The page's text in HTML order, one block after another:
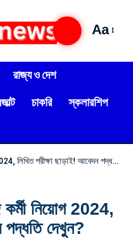
Aa
রাজ্য ও দেশ
চাকরি
স্কলারশিপ
পরীক্ষা ছাড়াই! আবেদন পদ্ধতি দেখুন?
কর্মী নিয়োগ 2024,
পদ্ধতি দেখুন?